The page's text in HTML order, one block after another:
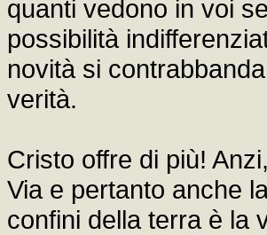
quanti vedono in voi
possibilità
novità si
verità.
Cristo offre di più!
Via e pertanto anche
confini della terra è la